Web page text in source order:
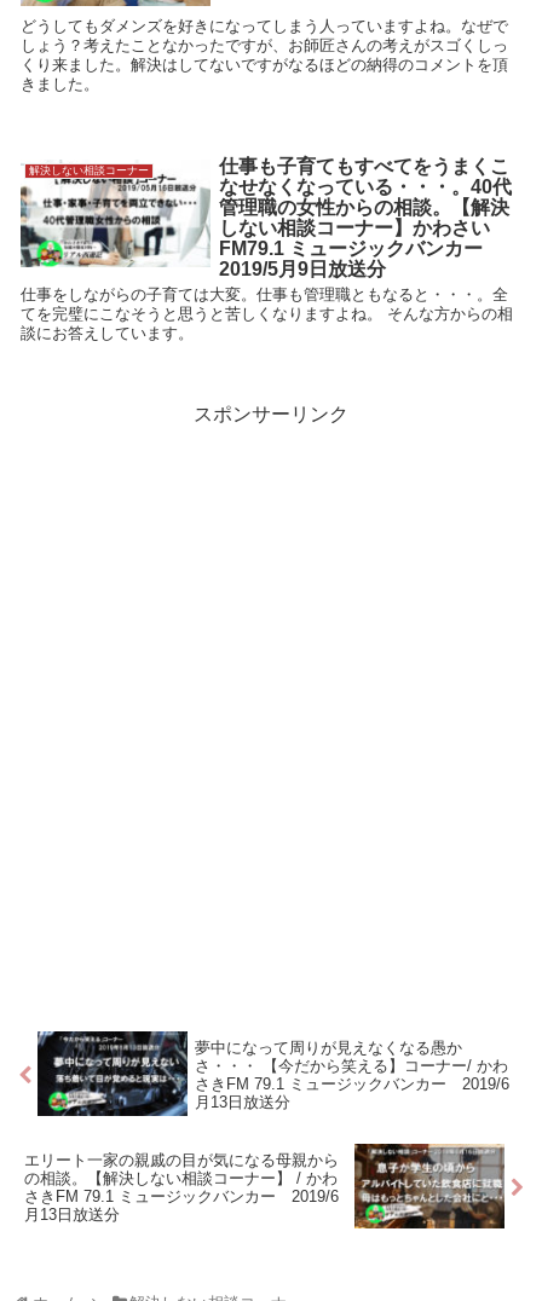
どうしてもダメンズを好きになってしまう人っていますよね。なぜで
しょう？考えたことなかったですが、お師匠さんの考えがスゴくしっ
くり来ました。解決はしてないですがなるほどの納得のコメントを頂
きました。
解決しない相談コーナー
仕事も子育てもすべてをうまくこ
なせなくなっている・・・。40代
管理職の女性からの相談。【解決
しない相談コーナー】かわさい
FM79.1 ミュージックバンカー
2019/5月9日放送分
仕事をしながらの子育ては大変。仕事も管理職ともなると・・・。全
てを完璧にこなそうと思うと苦しくなりますよね。 そんな方からの相
談にお答えしています。
スポンサーリンク
夢中になって周りが見えなくなる愚か
さ・・・ 【今だから笑える】コーナー/ かわ
さきFM 79.1 ミュージックバンカー 2019/6
月13日放送分
エリート一家の親戚の目が気になる母親から
の相談。【解決しない相談コーナー】 / かわ
さきFM 79.1 ミュージックバンカー 2019/6
月13日放送分